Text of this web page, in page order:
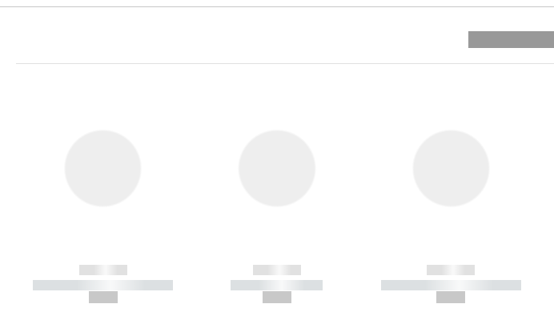
------------
----------- ----------- -----------
------------
----------- -----------
------------
----------- ----------- -----------